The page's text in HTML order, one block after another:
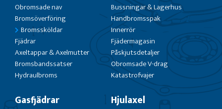
Obromsade nav
Bromsöverföring
Bromssköldar
Fjädrar
Axeltappar & Axelmutter
Bromsbandssatser
Hydraulbroms
Bussningar & Lagerhus
Handbromsspak
Innerrör
Fjädermagasin
Påskjutsdetaljer
Obromsade V-drag
Katastrofvajer
Gasfjädrar Hjulaxel